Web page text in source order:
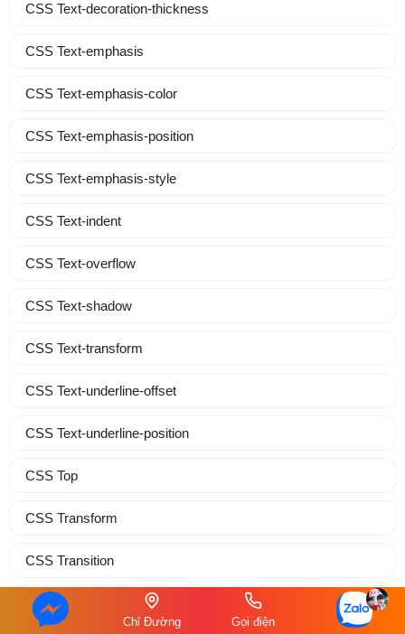
CSS Text-decoration-thickness
CSS Text-emphasis
CSS Text-emphasis-color
CSS Text-emphasis-position
CSS Text-emphasis-style
CSS Text-indent
CSS Text-overflow
CSS Text-shadow
CSS Text-transform
CSS Text-underline-offset
CSS Text-underline-position
CSS Top
CSS Transform
CSS Transition
CSS Transition-delay
Chỉ Đường Gọi điện